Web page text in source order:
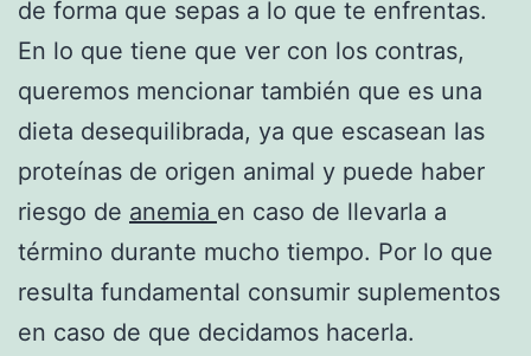
de forma que sepas a lo que te enfrentas.
En lo que tiene que ver con los contras,
queremos mencionar también que es una
dieta desequilibrada, ya que escasean las
proteínas de origen animal y puede haber
riesgo de anemia en caso de llevarla a
término durante mucho tiempo. Por lo que
resulta fundamental consumir suplementos
en caso de que decidamos hacerla.